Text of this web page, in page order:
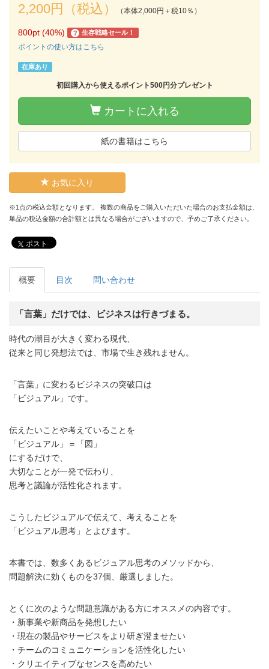
2,200円（税込） （本体2,000円＋税10％）
800pt (40%) ? 生存戦略セール！
ポイントの使い方はこちら
在庫あり
初回購入から使えるポイント500円分プレゼント
カートに入れる
紙の書籍はこちら
お気に入り
※1点の税込金額となります。 複数の商品をご購入いただいた場合のお支払金額は、
単品の税込金額の合計額とは異なる場合がございますので、予めご了承ください。
ポスト
概要 目次 問い合わせ
「言葉」だけでは、ビジネスは行きづまる。
時代の潮目が大きく変わる現代、
従来と同じ発想法では、市場で生き残れません。
「言葉」に変わるビジネスの突破口は
「ビジュアル」です。
伝えたいことや考えていることを
「ビジュアル」＝「図」
にするだけで、
大切なことが一発で伝わり、
思考と議論が活性化されます。
こうしたビジュアルで伝えて、考えることを
「ビジュアル思考」とよびます。
本書では、数多くあるビジュアル思考のメソッドから、
問題解決に効くものを37個、厳選しました。
とくに次のような問題意識がある方にオススメの内容です。
・新事業や新商品を発想したい
・現在の製品やサービスをより研ぎ澄ませたい
・チームのコミュニケーションを活性化したい
・クリエイティブなセンスを高めたい